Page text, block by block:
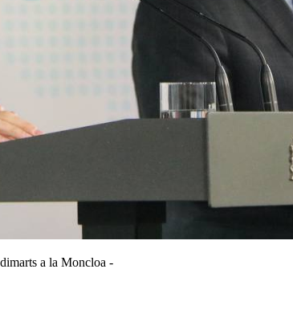
a la Moncloa -